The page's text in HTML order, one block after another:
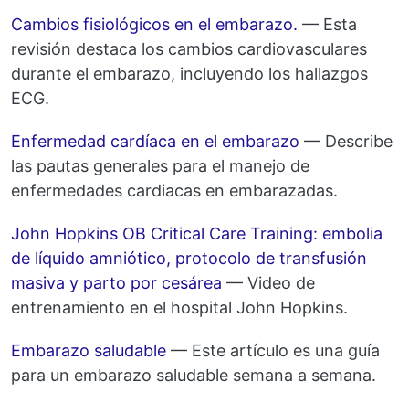
Cambios fisiológicos en el embarazo. — Esta
revisión destaca los cambios cardiovasculares
durante el embarazo, incluyendo los hallazgos
ECG.
Enfermedad cardíaca en el embarazo — Describe
las pautas generales para el manejo de
enfermedades cardiacas en embarazadas.
John Hopkins OB Critical Care Training: embolia
de líquido amniótico, protocolo de transfusión
masiva y parto por cesárea — Video de
entrenamiento en el hospital John Hopkins.
Embarazo saludable — Este artículo es una guía
para un embarazo saludable semana a semana.